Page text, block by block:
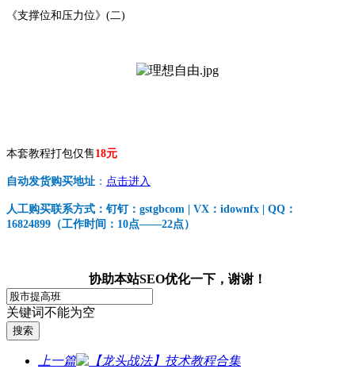
《支撑位和压力位》(二)
本套教程打包仅售18元
自动发货购买地址 ： 点击进入
人工购买联系方式：钉钉：gstgbcom | VX：idownfx | QQ：
16824899（工作时间：10点——22点）
协助本站SEO优化一下，谢谢！
关键词不能为空
上一篇